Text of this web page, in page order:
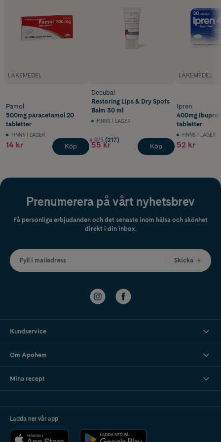
LÄKEMEDEL
Pamol
500mg paracetamol 20
tabletter
FINNS I LAGER
14 kr Köp
Decubal
Restoring Lips & Dry Spots
Balm 30 ml
FINNS I LAGER
4.9/5 (217)
55 kr Köp
LÄKEMEDEL
Ipren
400mg
tabletter
FINNS I LAGER
52 kr
Prenumerera på vårt nyhetsbrev
Få personliga erbjudanden och det senaste inom hälsa och skönhet
direkt i din inbox.
Fyll i mailadress Skicka
Kundservice
Om Apohem
Mina recept
Ladda ner vår app